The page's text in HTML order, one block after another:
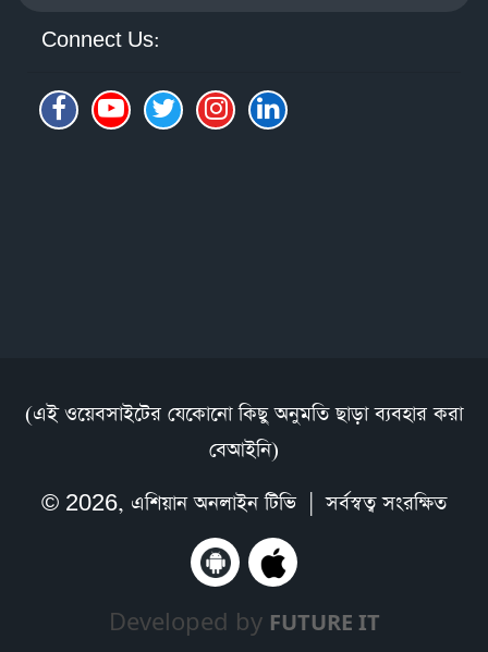
Connect Us:
(এই ওয়েবসাইটের যেকোনো কিছু অনুমতি ছাড়া ব্যবহার করা
বেআইনি)
© 2026, এশিয়ান অনলাইন টিভি| সর্বস্বত্ব সংরক্ষিত
Developed by FUTURE IT